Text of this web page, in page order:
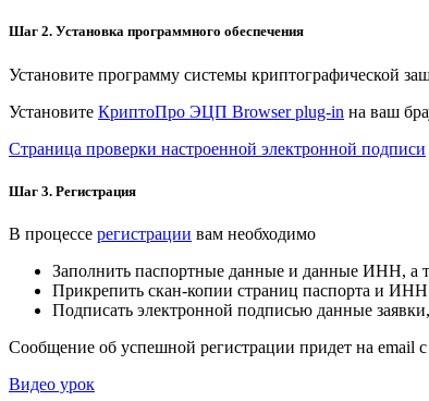
Шаг 2. Установка программного обеспечения
Установите программу системы криптографической
Установите КриптоПро ЭЦП Browser plug-in на ваш
Страница проверки настроенной электронной подписи
Шаг 3. Регистрация
В процессе регистрации вам необходимо
Заполнить паспортные данные и данные ИНН, а
Прикрепить скан-копии страниц паспорта и
Подписать электронной подписью данные
Сообщение об успешной регистрации придет на email
Видео урок